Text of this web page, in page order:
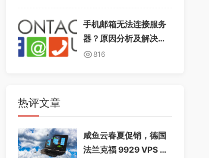
手机邮箱无法连接服务
器？原因分析及解决方
案 816
热评文章
咸鱼云春夏促销，德国
法兰克福 9929 VPS 下